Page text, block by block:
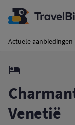
Actuele aanbiedingen
Charmant
Venetië